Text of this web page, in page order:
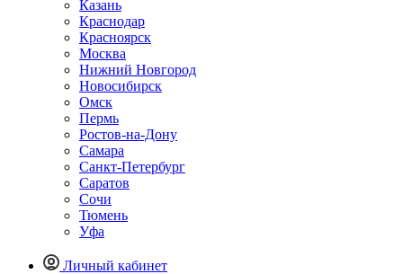
Казань
Краснодар
Красноярск
Москва
Нижний Новгород
Новосибирск
Омск
Пермь
Ростов-на-Дону
Самара
Санкт-Петербург
Саратов
Сочи
Тюмень
Уфа
Личный кабинет